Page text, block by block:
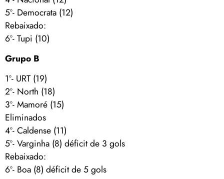
5º- Democrata (12)
Rebaixado:
6º- Tupi (10)
Grupo B
1º- URT (19)
2º- North (18)
3º- Mamoré (15)
Eliminados
4º- Caldense (11)
5º- Varginha (8) déficit de 3 gols
Rebaixado:
6º- Boa (8) déficit de 5 gols